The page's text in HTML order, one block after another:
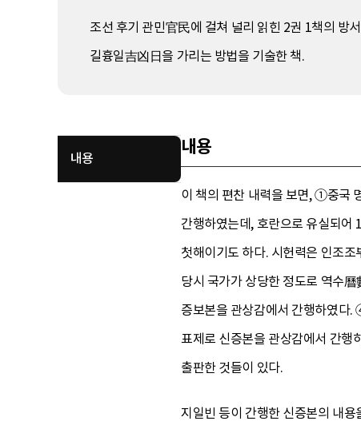
조선 후기 관민官民에 걸쳐 널리 읽힌 2권 1책의 방
길흉일吉凶日을 가리는 방법을 기술한 책.
내용
내용
이 책의 편찬 내력을 보면, ①중국
간행하였는데, 호란으로 유실되어
첫해이기도 하다. 시헌력은 인조
당시 국가가 상당한 정도로 역수
증보본을 관상감에서 간행하였다
표제로 신증본을 관상감에서 간행
출판한 것들이 있다.
지일빈 등이 간행한 신증본의 내